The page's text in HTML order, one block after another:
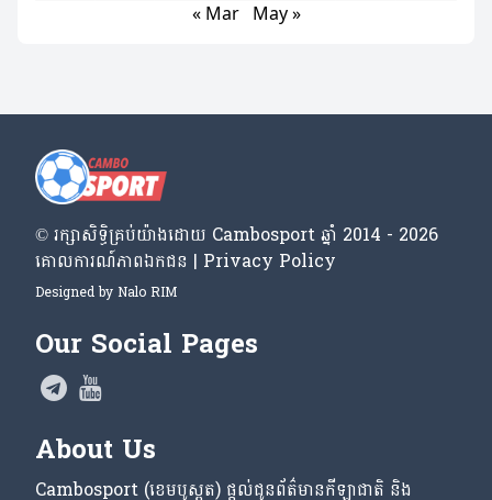
« Mar
May »
© រក្សា​សិទ្ធិ​គ្រប់​យ៉ាង​ដោយ​ Cambosport ឆ្នាំ 2014 - 2026
គោលការណ៍​ភាព​ឯកជន | Privacy Policy
Designed by Nalo RIM
Our Social Pages
About Us
Cambosport (ខេមបូស្ពត) ផ្តល់ជូនព័ត៌មានកីឡាជាតិ និង